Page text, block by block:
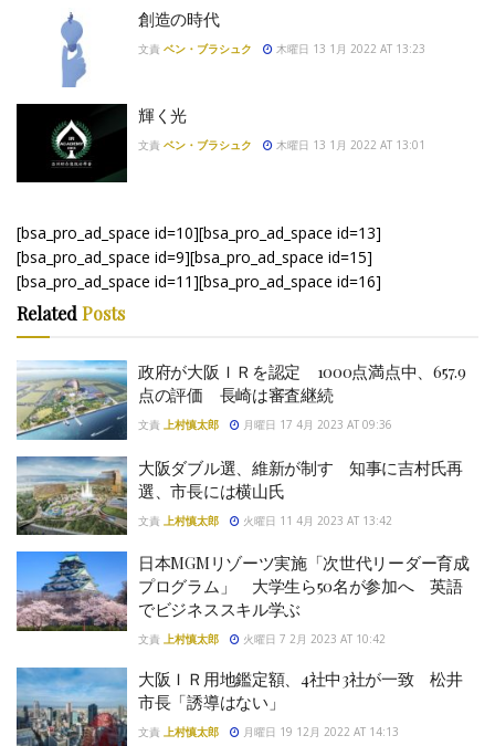
創造の時代
文責 ベン・ブラシュク 木曜日 13 1月 2022 AT 13:23
輝く光
文責 ベン・ブラシュク 木曜日 13 1月 2022 AT 13:01
[bsa_pro_ad_space id=10][bsa_pro_ad_space id=13]
[bsa_pro_ad_space id=9][bsa_pro_ad_space id=15]
[bsa_pro_ad_space id=11][bsa_pro_ad_space id=16]
RelatedPosts
政府が大阪ＩＲを認定 1000点満点中、657.9
点の評価 長崎は審査継続
文責 上村慎太郎 月曜日 17 4月 2023 AT 09:36
大阪ダブル選、維新が制す 知事に吉村氏再
選、市長には横山氏
文責 上村慎太郎 火曜日 11 4月 2023 AT 13:42
日本MGMリゾーツ実施「次世代リーダー育成
プログラム」 大学生ら50名が参加へ 英語
でビジネススキル学ぶ
文責 上村慎太郎 火曜日 7 2月 2023 AT 10:42
大阪ＩＲ用地鑑定額、4社中3社が一致 松井
市長「誘導はない」
文責 上村慎太郎 月曜日 19 12月 2022 AT 14:13